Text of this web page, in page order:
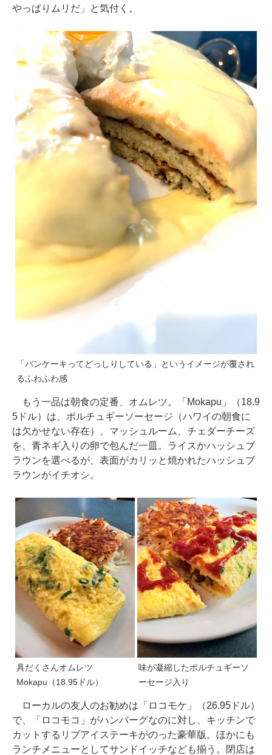
やっぱりムリだ」と気付く。
「パンケーキってどっしりしている」というイメージが覆され
るふわふわ感
もう一品は朝食の定番、オムレツ。「Mokapu」（18.9
5ドル）は、ポルチュギーソーセージ（ハワイの朝食に
は欠かせない存在）、マッシュルーム、チェダーチーズ
を、青ネギ入りの卵で包んだ一皿。ライスかハッシュブ
ラウンを選べるが、表面がカリッと焼かれたハッシュブ
ラウンがイチオシ。
具だくさんオムレツ
Mokapu（18.95ドル）
味が凝縮したポルチュギーソ
ーセージ入り
ローカルの友人のお勧めは「ロコモケ」（26.95ドル）
で、「ロコモコ」がハンバーグなのに対し、キッチンで
カットするリブアイステーキがのった豪華版。ほかにも
ランチメニューとしてサンドイッチなども揃う。閉店は